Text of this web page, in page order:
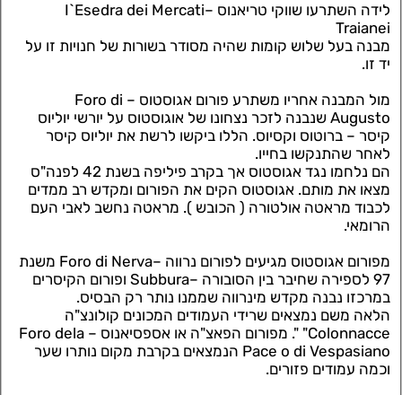
לידה השתרעו שווקי טריאנוס –I`Esedra dei Mercati
Traianei
מבנה בעל שלוש קומות שהיה מסודר בשורות של חנויות זו על
יד זו.
מול המבנה אחריו משתרע פורום אגוסטוס – Foro di
Augusto שנבנה לזכר נצחונו של אוגוסטוס על יורשי יוליוס
קיסר – ברוטוס וקסיוס. הללו ביקשו לרשת את יוליוס קיסר
לאחר שהתנקשו בחייו.
הם נלחמו נגד אגוסטוס אך בקרב פיליפה בשנת 42 לפנה"ס
מצאו את מותם. אגוסטוס הקים את הפורום ומקדש רב ממדים
לכבוד מראטה אולטורה ( הכובש ). מראטה נחשב לאבי העם
הרומאי.
מפורום אגוסטוס מגיעים לפורום נרווה –Foro di Nerva משנת
97 לספירה שחיבר בין הסובורה –Subbura ופורום הקיסרים
במרכזו נבנה מקדש מינרווה שממנו נותר רק הבסיס.
הלאה משם נמצאים שרידי העמודים המכונים קולונצ"ה
Colonnacce" ". מפורום הפאצ"ה או אספסיאנוס – Foro dela
Pace o di Vespasiano הנמצאים בקרבת מקום נותרו שער
וכמה עמודים פזורים.